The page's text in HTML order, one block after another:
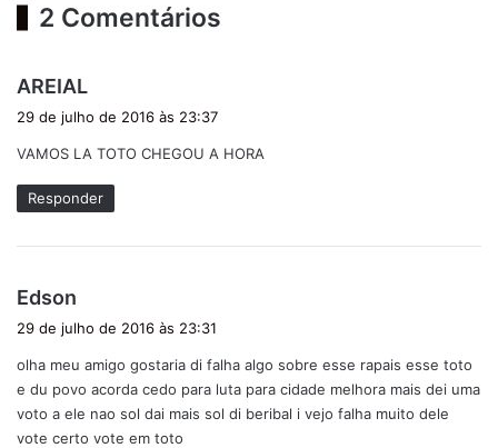
2 Comentários
AREIAL
s
e
:
29 de julho de 2016 às 23:37
VAMOS LA TOTO CHEGOU A HORA
Responder
Edson
s
e
:
29 de julho de 2016 às 23:31
olha meu amigo gostaria di falha algo sobre esse rapais esse toto
e du povo acorda cedo para luta para cidade melhora mais dei uma
voto a ele nao sol dai mais sol di beribal i vejo falha muito dele
vote certo vote em toto